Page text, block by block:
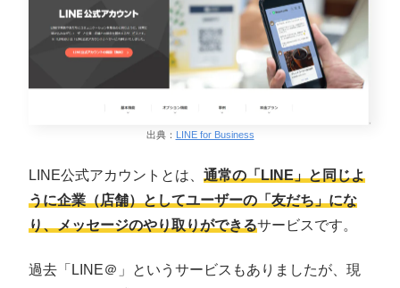
出典： LINE for Business
LINE公式アカウントとは、 通常の「LINE」と同じよ
うに企業（店舗）としてユーザーの「友だち」にな
り、メッセージのやり取りができるサービスです。
過去「LINE＠」というサービスもありましたが、現